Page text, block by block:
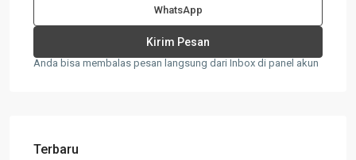
WhatsApp
Anda bisa membalas pesan langsung dari Inbox di panel akun
Terbaru